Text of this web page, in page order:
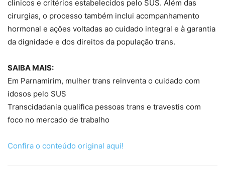
clínicos e critérios estabelecidos pelo SUS. Além das
cirurgias, o processo também inclui acompanhamento
hormonal e ações voltadas ao cuidado integral e à garantia
da dignidade e dos direitos da população trans.
SAIBA MAIS:
Em Parnamirim, mulher trans reinventa o cuidado com
idosos pelo SUS
Transcidadania qualifica pessoas trans e travestis com
foco no mercado de trabalho
Confira o conteúdo original aqui!